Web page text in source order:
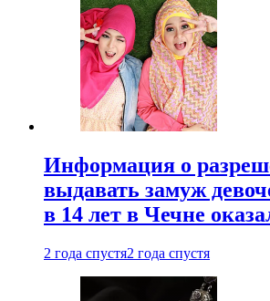
Информация о
выдавать замуж
в 14 лет в Чечне
2 года спустя2 года спустя